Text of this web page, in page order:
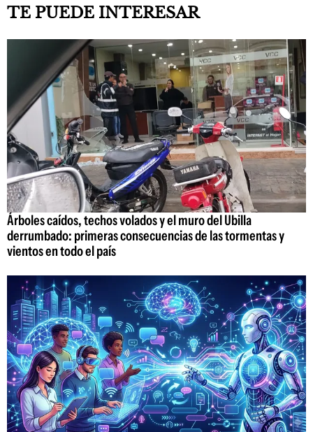
TE PUEDE INTERESAR
Árboles caídos, techos volados y el muro del Ubilla
derrumbado: primeras consecuencias de las tormentas y
vientos en todo el país